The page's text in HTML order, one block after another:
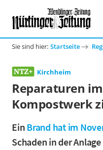
Sie sind hier: Startseite
Kirchheim
Reparaturen
Kompostwerk
Ein Brand hat im
Schaden in der